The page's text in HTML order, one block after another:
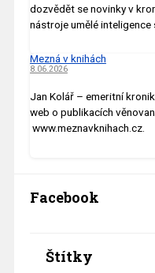
dozvědět se novinky v
nástroje umělé inteligence
Mezná v knihách
8.06.2026
Jan Kolář – emeritní
web o publikacích
www.meznavknihach.cz.
Facebook
Štítky